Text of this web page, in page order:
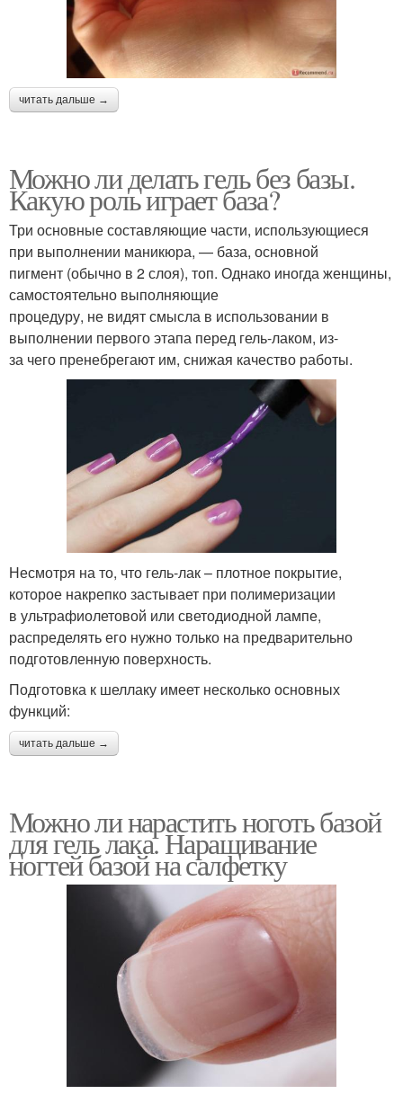
читать дальше →
Можно ли делать гель без базы.
Какую роль играет база?
Три основные составляющие части, использующиеся
при выполнении маникюра, — база, основной
пигмент (обычно в 2 слоя), топ. Однако иногда женщины,
самостоятельно выполняющие
процедуру, не видят смысла в использовании в
выполнении первого этапа перед гель-лаком, из-
за чего пренебрегают им, снижая качество работы.
Несмотря на то, что гель-лак – плотное покрытие,
которое накрепко застывает при полимеризации
в ультрафиолетовой или светодиодной лампе,
распределять его нужно только на предварительно
подготовленную поверхность.
Подготовка к шеллаку имеет несколько основных
функций:
читать дальше →
Можно ли нарастить ноготь базой
для гель лака. Наращивание
ногтей базой на салфетку